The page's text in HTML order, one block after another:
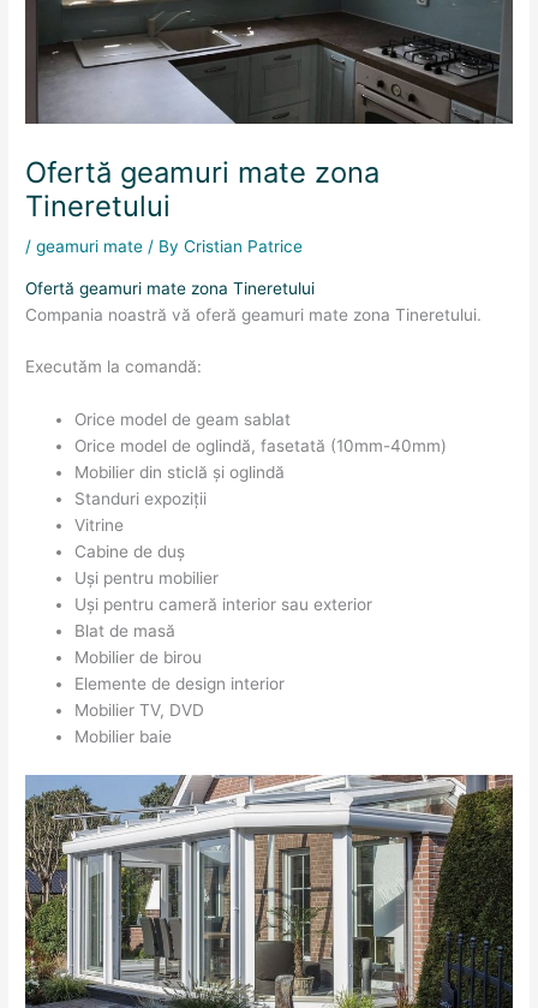
Ofertă geamuri mate zona
Tineretului
/geamuri mate / ByCristian Patrice
Ofertă geamuri mate zona Tineretului
Compania noastră vă oferă geamuri mate zona Tineretului.
Executăm la comandă:
Orice model de geam sablat
Orice model de oglindă, fasetată (10mm-40mm)
Mobilier din sticlă și oglindă
Standuri expoziții
Vitrine
Cabine de duș
Uși pentru mobilier
Uși pentru cameră interior sau exterior
Blat de masă
Mobilier de birou
Elemente de design interior
Mobilier TV, DVD
Mobilier baie